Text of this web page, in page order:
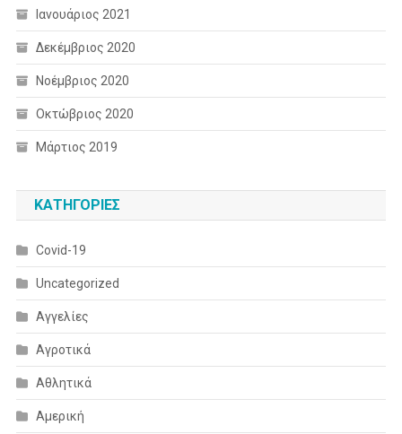
Ιανουάριος 2021
Δεκέμβριος 2020
Νοέμβριος 2020
Οκτώβριος 2020
Μάρτιος 2019
KΑΤΗΓΟΡΊΕΣ
Covid-19
Uncategorized
Αγγελίες
Αγροτικά
Αθλητικά
Αμερική